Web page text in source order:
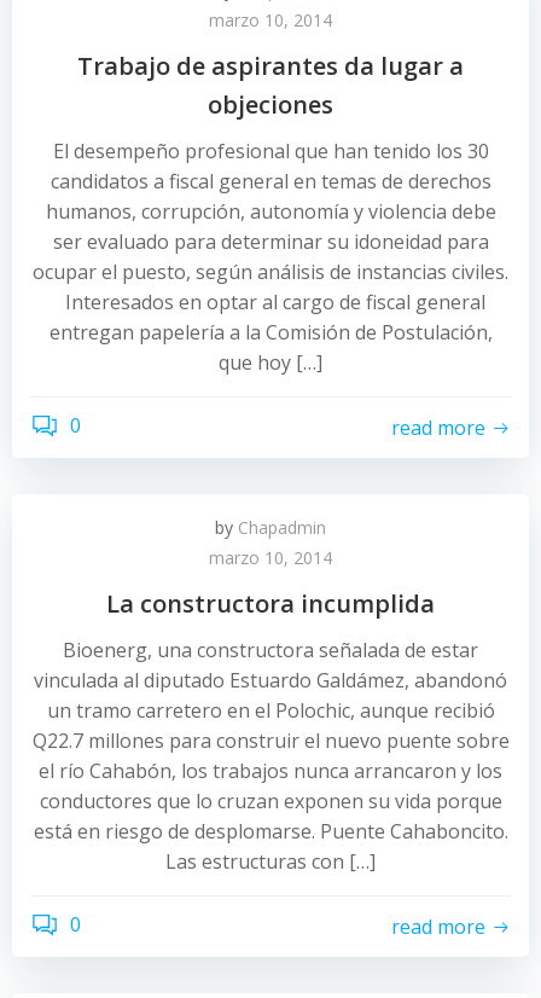
marzo 10, 2014
Trabajo de aspirantes da lugar a
objeciones
El desempeño profesional que han tenido los 30
candidatos a fiscal general en temas de derechos
humanos, corrupción, autonomía y violencia debe
ser evaluado para determinar su idoneidad para
ocupar el puesto, según análisis de instancias civiles.
Interesados en optar al cargo de fiscal general
entregan papelería a la Comisión de Postulación,
que hoy […]
0 read more
by Chapadmin
marzo 10, 2014
La constructora incumplida
Bioenerg, una constructora señalada de estar
vinculada al diputado Estuardo Galdámez, abandonó
un tramo carretero en el Polochic, aunque recibió
Q22.7 millones para construir el nuevo puente sobre
el río Cahabón, los trabajos nunca arrancaron y los
conductores que lo cruzan exponen su vida porque
está en riesgo de desplomarse. Puente Cahaboncito.
Las estructuras con […]
0 read more